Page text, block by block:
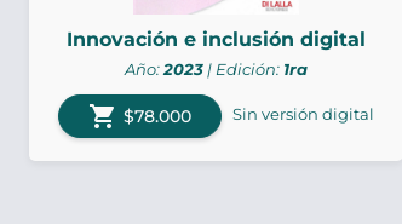
Innovación e inclusión digital
Año:2023 | Edición: 1ra
shopping_cart $78.000 Sin versión digital